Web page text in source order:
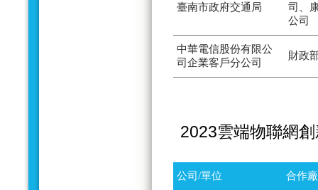
臺南市政府交通局
司、
公司
中華電信股份有限公
司企業客戶分公司
財政
2023雲端物聯網
公司/單位 合作